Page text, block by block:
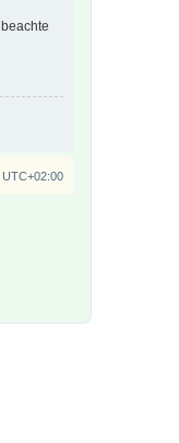
UTC+02:00